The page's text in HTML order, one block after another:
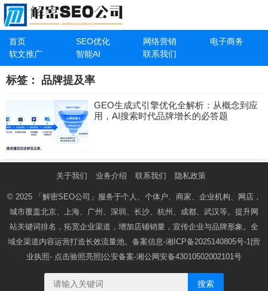
首页 SEO优化 网络营销
电子商务
软文推广
智能AI 联系我们
标签： 品牌提及率
GEO生成式引擎优化全解析：从概念到应
用，AI搜索时代品牌增长的必答题
关于我们 业务介绍 联系我们 隐私政策
© 2025 「解密SEO公司」 服务于个人、个体户、商家、企业机构、网店，
城市覆盖北京、上海、广州、深圳、长沙、杭州、成都、武汉等。提升网
站关键词排名，拓宽企业渠道，增加店铺销量，宣传企业与品牌形象。全
域全渠道内容运营打造长效流量池。备案信息-湘ICP备2025140805号-1 |营
业执照- 点击验照亮照 |公安备案-湘公网安备43010502002101号
搜索